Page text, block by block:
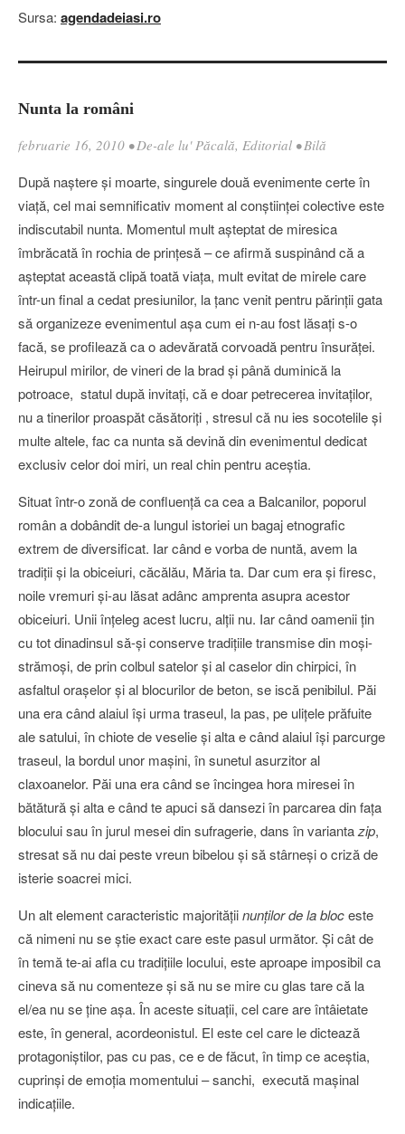
Sursa: agendadeiasi.ro
Nunta la români
februarie 16, 2010 •De-ale lu' Păcală, Editorial •Bilă
După naştere şi moarte, singurele două evenimente certe în
viaţă, cel mai semnificativ moment al conştiinţei colective este
indiscutabil nunta. Momentul mult aşteptat de miresica
îmbrăcată în rochia de prinţesă – ce afirmă suspinând că a
aşteptat această clipă toată viaţa, mult evitat de mirele care
într-un final a cedat presiunilor, la ţanc venit pentru părinţii gata
să organizeze evenimentul aşa cum ei n-au fost lăsaţi s-o
facă, se profilează ca o adevărată corvoadă pentru însurăţei.
Heirupul mirilor, de vineri de la brad şi până duminică la
potroace, statul după invitaţi, că e doar petrecerea invitaţilor,
nu a tinerilor proaspăt căsătoriţi , stresul că nu ies socotelile şi
multe altele, fac ca nunta să devină din evenimentul dedicat
exclusiv celor doi miri, un real chin pentru aceştia.
Situat într-o zonă de confluenţă ca cea a Balcanilor, poporul
român a dobândit de-a lungul istoriei un bagaj etnografic
extrem de diversificat. Iar când e vorba de nuntă, avem la
tradiţii şi la obiceiuri, căcălău, Măria ta. Dar cum era şi firesc,
noile vremuri şi-au lăsat adânc amprenta asupra acestor
obiceiuri. Unii înţeleg acest lucru, alţii nu. Iar când oamenii ţin
cu tot dinadinsul să-şi conserve tradiţiile transmise din moşi-
strămoşi, de prin colbul satelor şi al caselor din chirpici, în
asfaltul oraşelor şi al blocurilor de beton, se iscă penibilul. Păi
una era când alaiul îşi urma traseul, la pas, pe uliţele prăfuite
ale satului, în chiote de veselie şi alta e când alaiul îşi parcurge
traseul, la bordul unor maşini, în sunetul asurzitor al
claxoanelor. Păi una era când se încingea hora miresei în
bătătură şi alta e când te apuci să dansezi în parcarea din faţa
blocului sau în jurul mesei din sufragerie, dans în variantazip,
stresat să nu dai peste vreun bibelou şi să stârneşi o criză de
isterie soacrei mici.
Un alt element caracteristic majorităţiinunţilor de la bloceste
că nimeni nu se ştie exact care este pasul următor. Şi cât de
în temă te-ai afla cu tradiţiile locului, este aproape imposibil ca
cineva să nu comenteze şi să nu se mire cu glas tare că la
el/ea nu se ţine aşa. În aceste situaţii, cel care are întâietate
este, în general, acordeonistul. El este cel care le dictează
protagoniştilor, pas cu pas, ce e de făcut, în timp ce aceştia,
cuprinşi de emoţia momentului – sanchi, execută maşinal
indicaţiile.